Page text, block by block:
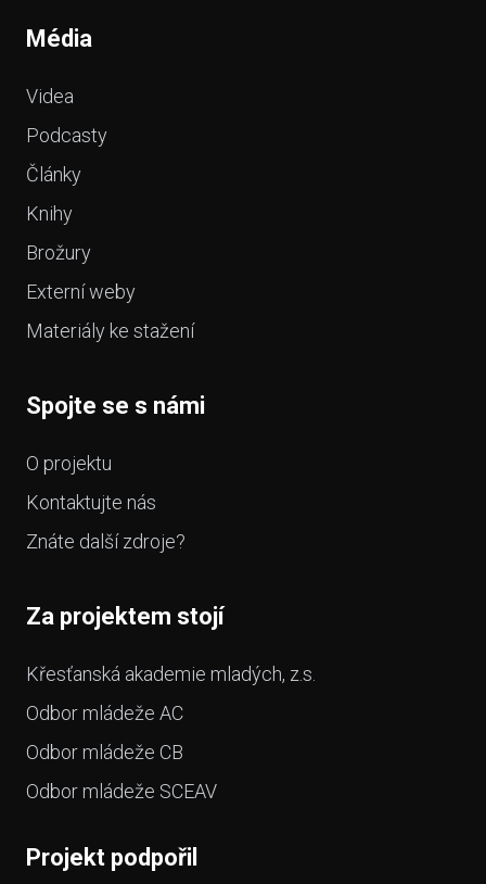
Média
Videa
Podcasty
Články
Knihy
Brožury
Externí weby
Materiály ke stažení
Spojte se s námi
O projektu
Kontaktujte nás
Znáte další zdroje?
Za projektem stojí
Křesťanská akademie mladých, z.s.
Odbor mládeže AC
Odbor mládeže CB
Odbor mládeže SCEAV
Projekt podpořil